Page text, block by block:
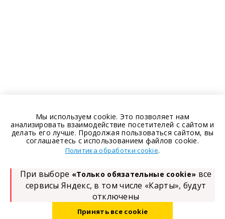
Мы используем cookie. Это позволяет нам
анализировать взаимодействие посетителей с сайтом и
делать его лучше. Продолжая пользоваться сайтом, вы
соглашаетесь с использованием файлов cookie.
Политика обработки cookie.
При выборе «Только обязательные cookie» все
сервисы Яндекс, в том числе «Карты», будут
отключены
Принять все cookie